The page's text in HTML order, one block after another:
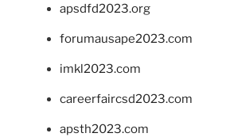
apsdfd2023.org
forumausape2023.com
imkl2023.com
careerfaircsd2023.com
apsth2023.com